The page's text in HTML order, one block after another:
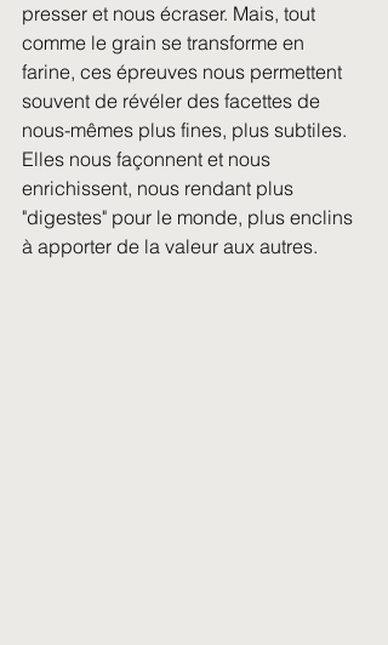
presser et nous écraser. Mais, tout
comme le grain se transforme en
farine, ces épreuves nous permettent
souvent de révéler des facettes de
nous-mêmes plus fines, plus subtiles.
Elles nous façonnent et nous
enrichissent, nous rendant plus
"digestes" pour le monde, plus enclins
à apporter de la valeur aux autres.